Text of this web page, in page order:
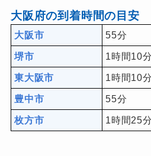
大阪府の到着時間の目安
大阪市
55分
堺市
1時間10分
東大阪市
1時間10分
豊中市
55分
枚方市
1時間25分